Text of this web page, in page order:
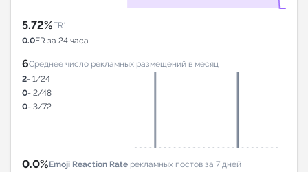
5.72%ER*
0.0ER за 24 часа
6Среднее число рекламных размещений в месяц
2- 1/24
0- 2/48
0- 3/72
0.0%Emoji Reaction Rate рекламных постов за 7 дней